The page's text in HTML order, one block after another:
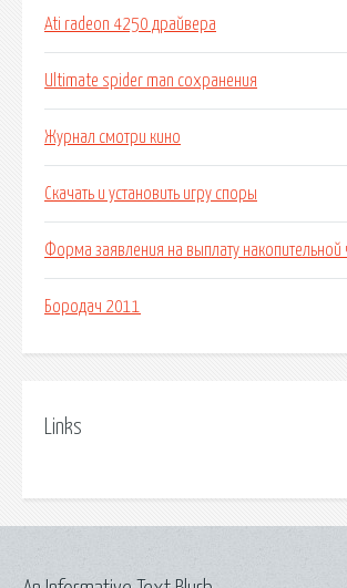
Ati radeon 4250 драйвера
Ultimate spider man сохранения
Журнал смотри кино
Скачать и установить игру споры
Форма заявления на выплату накопительной
Бородач 2011
Links